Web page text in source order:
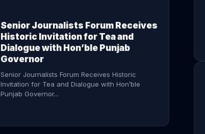
Senior Journalists Forum Receives
Historic Invitation for Tea and
Dialogue with Hon’ble Punjab
Governor
Senior Journalists Forum Receives Historic
Invitation for Tea and Dialogue with Hon’ble
Punjab Governor...